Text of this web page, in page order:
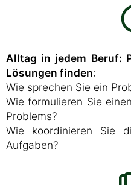
Alltag in jedem Beruf:
Lösungen finden:
Wie sprechen Sie ein
Wie formulieren Sie
Problems?
Wie koordinieren Sie
Aufgaben?